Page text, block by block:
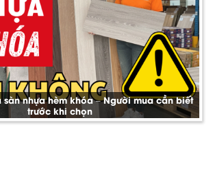
nhựa hèm khóa – Người mua cần biết
trước khi chọn